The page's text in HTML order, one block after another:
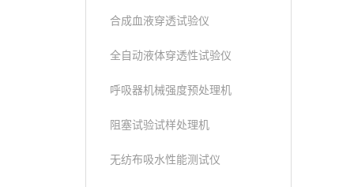
合成血液穿透试验仪
全自动液体穿透性试验仪
呼吸器机械强度预处理机
阻塞试验试样处理机
无纺布吸水性能测试仪